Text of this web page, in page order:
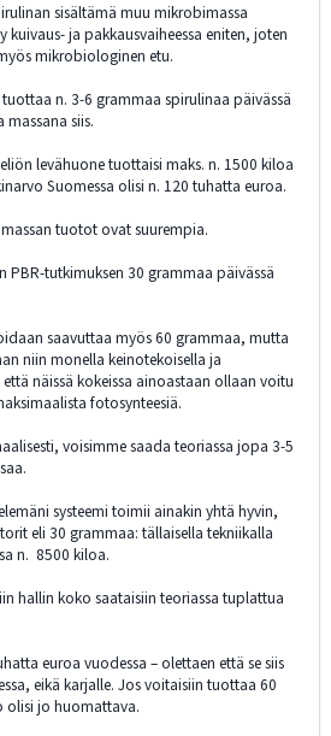
sisältämä muu mikrobimassa
ja pakkausvaiheessa eniten, joten
mikrobiologinen etu.
n. 3-6 grammaa spirulinaa päivässä
siis.
levähuone tuottaisi maks. n. 1500 kiloa
Suomessa olisi n. 120 tuhatta euroa.
tuotot ovat suurempia.
PBR-tutkimuksen 30 grammaa päivässä
saavuttaa myös 60 grammaa, mutta
niin monella keinotekoisella ja
näissä kokeissa ainoastaan ollaan voitu
fotosynteesiä.
voisimme saada teoriassa jopa 3-5
systeemi toimii ainakin yhtä hyvin,
eli 30 grammaa: tällaisella tekniikalla
n. 8500 kiloa.
hallin koko saataisiin teoriassa tuplattua
euroa vuodessa – olettaen että se siis
eikä karjalle. Jos voitaisiin tuottaa 60
olisi jo huomattava.